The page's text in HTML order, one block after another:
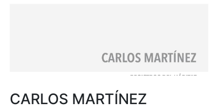
CARLOS MARTÍNEZ